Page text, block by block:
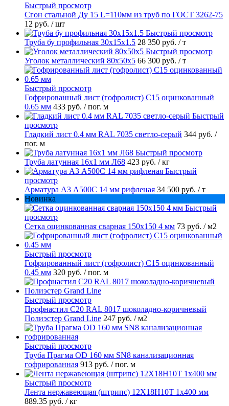
Быстрый просмотр
Сгон стальной Ду 15 L=110мм из труб по ГОСТ 3262-75
12 руб. / шт
Быстрый просмотр
Труба бу профильная 30х15х1.5 28 350 руб. / т
Быстрый просмотр
Уголок металлический 80х50х5 66 300 руб. / т
Быстрый просмотр
Гофрированный лист (гофролист) С15 оцинкованный
0.65 мм 433 руб. / пог. м
Быстрый
просмотр
Гладкий лист 0.4 мм RAL 7035 светло-серый 344 руб. /
пог. м
Быстрый просмотр
Труба латунная 16х1 мм Л68 423 руб. / кг
Быстрый
просмотр
Арматура А3 А500С 14 мм рифленая 34 500 руб. / т
Новинка
Быстрый
просмотр
Сетка оцинкованная сварная 150х150 4 мм 73 руб. / м2
Быстрый просмотр
Гофрированный лист (гофролист) С15 оцинкованный
0.45 мм 320 руб. / пог. м
Быстрый просмотр
Профнастил С20 RAL 8017 шоколадно-коричневый
Полиэстер Grand Line 247 руб. / м2
Быстрый просмотр
Труба Прагма OD 160 мм SN8 канализационная
гофрированная 913 руб. / пог. м
Быстрый просмотр
Лента нержавеющая (штрипс) 12Х18Н10Т 1х400 мм
889.35 руб. / кг